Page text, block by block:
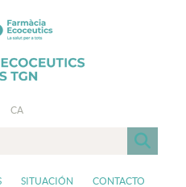
CA
SITUACIÓN CONTACTO